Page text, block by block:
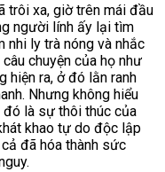
trôi xa, giờ trên mái đầu
người lính ấy lại tìm
nhi ly trà nóng và nhắc
chuyện của họ như
hiện ra, ở đó lằn ranh
Nhưng không hiểu
là sự thôi thúc của
khao tự do độc lập
đã hóa thành sức